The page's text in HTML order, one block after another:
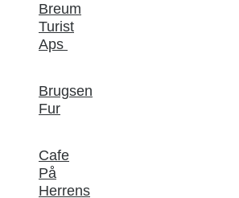
Breum
Turist
Aps
Brugsen
Fur
Cafe
På
Herrens